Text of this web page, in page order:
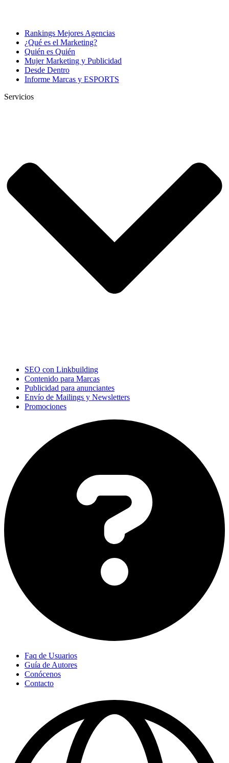
Rankings Mejores Agencias
¿Qué es el Marketing?
Quién es Quién
Mujer Marketing y Publicidad
Desde Dentro
Informe Marcas y ESPORTS
Servicios
SEO con Linkbuilding
Contenido para Marcas
Publicidad para anunciantes
Envío de Mailings y Newsletters
Promociones
Faq de Usuarios
Guía de Autores
Conócenos
Contacto